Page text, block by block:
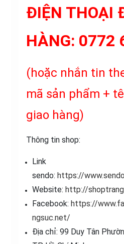
ĐIỆN THOẠI
HÀNG: 0772
(hoặc nhắn tin
mã sản phẩm +
giao hàng)
Thông tin shop:
Link
sendo: https://
Website: http://
Facebook: https://
ngsuc.net/
Địa chỉ: 99 Duy Tân